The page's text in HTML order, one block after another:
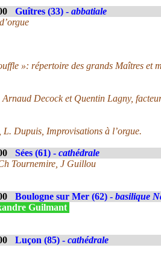
Guîtres (33) - abbatiale
»: répertoire des grands Maîtres et
Decock et Quentin Lagny,
L. Dupuis, Improvisations à l’orgue.
Sées (61) - cathédrale
Tournemire, J Guillou
Boulogne sur Mer (62) - basilique
Guilmant
Luçon (85) - cathédrale